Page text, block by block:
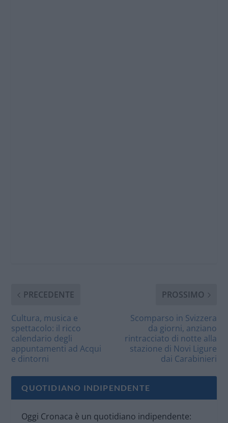
PRECEDENTE
Cultura, musica e
spettacolo: il ricco
calendario degli
appuntamenti ad Acqui
e dintorni
PROSSIMO
Scomparso in Svizzera
da giorni, anziano
rintracciato di notte alla
stazione di Novi Ligure
dai Carabinieri
QUOTIDIANO INDIPENDENTE
Oggi Cronaca è un quotidiano indipendente: